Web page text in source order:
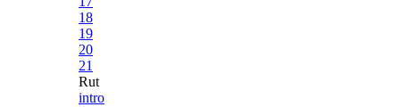
18
19
20
21
Rut
intro